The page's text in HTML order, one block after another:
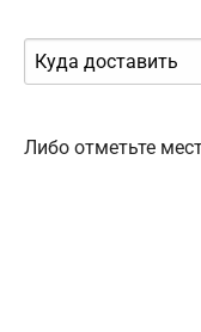
Либо отметьте